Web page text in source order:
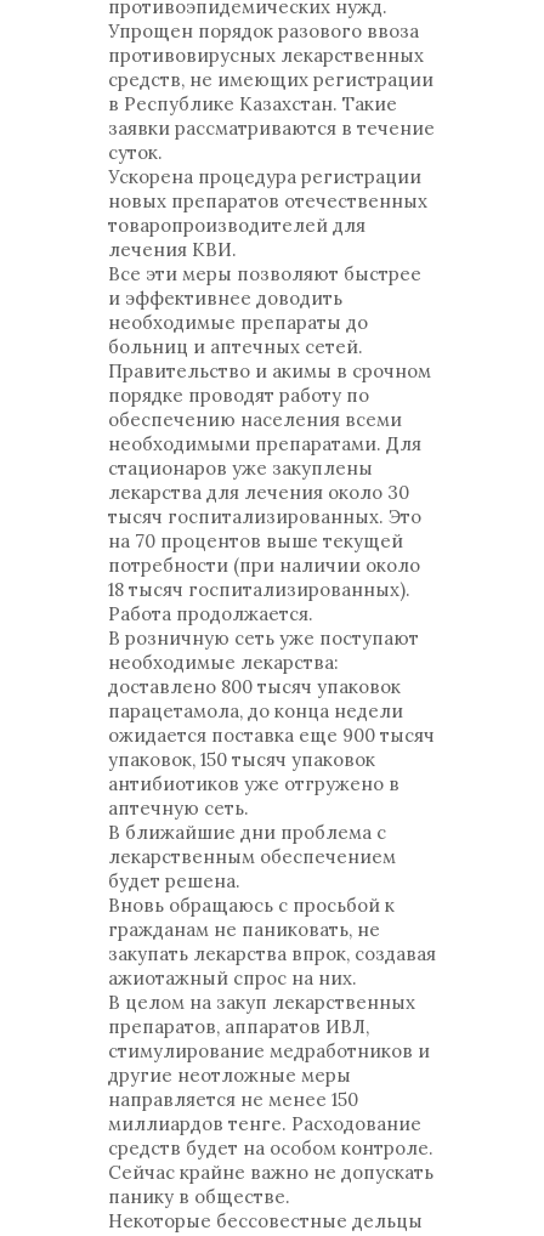
противоэпидемических нужд.
Упрощен порядок разового ввоза
противовирусных лекарственных
средств, не имеющих регистрации
в Республике Казахстан. Такие
заявки рассматриваются в течение
суток.
Ускорена процедура регистрации
новых препаратов отечественных
товаропроизводителей для
лечения КВИ.
Все эти меры позволяют быстрее
и эффективнее доводить
необходимые препараты до
больниц и аптечных сетей.
Правительство и акимы в срочном
порядке проводят работу по
обеспечению населения всеми
необходимыми препаратами. Для
стационаров уже закуплены
лекарства для лечения около 30
тысяч госпитализированных. Это
на 70 процентов выше текущей
потребности (при наличии около
18 тысяч госпитализированных).
Работа продолжается.
В розничную сеть уже поступают
необходимые лекарства:
доставлено 800 тысяч упаковок
парацетамола, до конца недели
ожидается поставка еще 900 тысяч
упаковок, 150 тысяч упаковок
антибиотиков уже отгружено в
аптечную сеть.
В ближайшие дни проблема с
лекарственным обеспечением
будет решена.
Вновь обращаюсь с просьбой к
гражданам не паниковать, не
закупать лекарства впрок, создавая
ажиотажный спрос на них.
В целом на закуп лекарственных
препаратов, аппаратов ИВЛ,
стимулирование медработников и
другие неотложные меры
направляется не менее 150
миллиардов тенге. Расходование
средств будет на особом контроле.
Сейчас крайне важно не допускать
панику в обществе.
Некоторые бессовестные дельцы